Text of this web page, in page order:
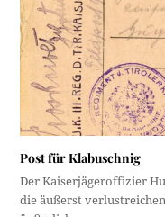
Post für Klabuschnig
Der Kaiserjägeroffizier
die äußerst